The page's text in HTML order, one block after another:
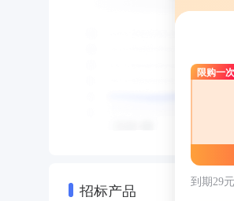
招标产品
限购一次
到期29